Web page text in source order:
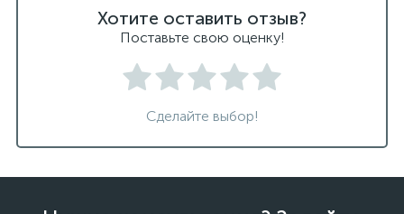
Хотите оставить отзыв?
Поставьте свою оценку!
Сделайте выбор!